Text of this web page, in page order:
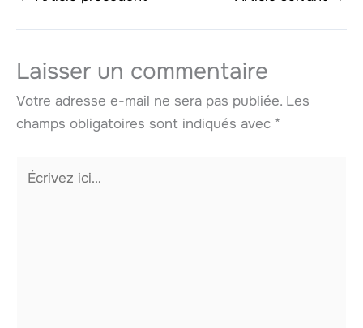
Laisser un commentaire
Votre adresse e-mail ne sera pas publiée. Les
champs obligatoires sont indiqués avec *
Écrivez